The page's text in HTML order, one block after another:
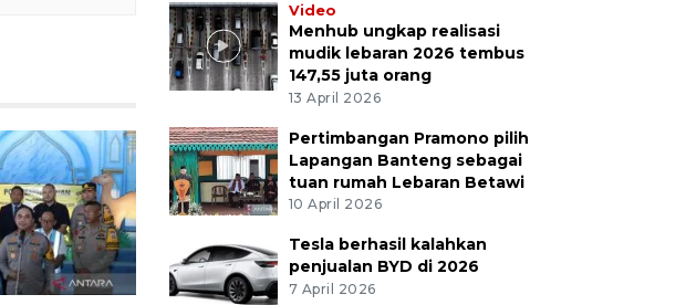
Video
Menhub ungkap realisasi
mudik lebaran 2026 tembus
147,55 juta orang
13 April 2026
Pertimbangan Pramono pilih
Lapangan Banteng sebagai
tuan rumah Lebaran Betawi
10 April 2026
Tesla berhasil kalahkan
penjualan BYD di 2026
7 April 2026